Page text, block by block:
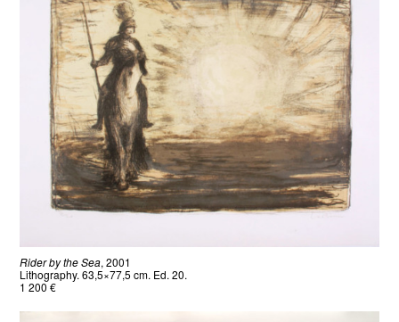
Rider by the Sea, 2001
Lithography. 63,5×77,5 cm. Ed. 20.
1 200 €